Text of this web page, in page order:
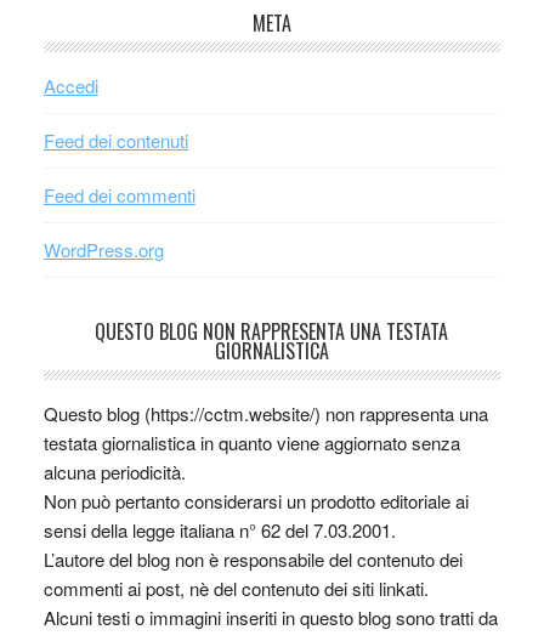
META
Accedi
Feed dei contenuti
Feed dei commenti
WordPress.org
QUESTO BLOG NON RAPPRESENTA UNA TESTATA
GIORNALISTICA
Questo blog (https://cctm.website/) non rappresenta una
testata giornalistica in quanto viene aggiornato senza
alcuna periodicità.
Non può pertanto considerarsi un prodotto editoriale ai
sensi della legge italiana n° 62 del 7.03.2001.
L’autore del blog non è responsabile del contenuto dei
commenti ai post, nè del contenuto dei siti linkati.
Alcuni testi o immagini inseriti in questo blog sono tratti da